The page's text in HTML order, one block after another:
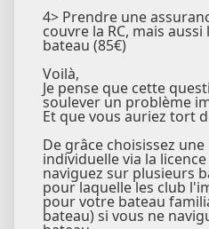
4> Prendre une
couvre la RC, mais
bateau (85€)
Voilà,
Je pense que cette
soulever un problème
Et que vous auriez tort
De grâce choisissez
individuelle via la
naviguez sur plusieurs
pour laquelle les club
pour votre bateau
bateau) si vous ne